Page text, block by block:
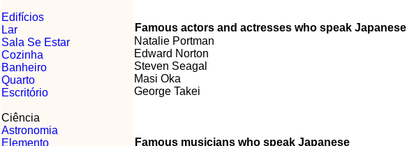
Edifícios
Lar
Sala Se Estar
Cozinha
Banheiro
Quarto
Escritório
Ciência
Astronomia
Elemento
Famous actors and actresses who speak Japanese
Natalie Portman
Edward Norton
Steven Seagal
Masi Oka
George Takei
Famous musicians who speak Japanese